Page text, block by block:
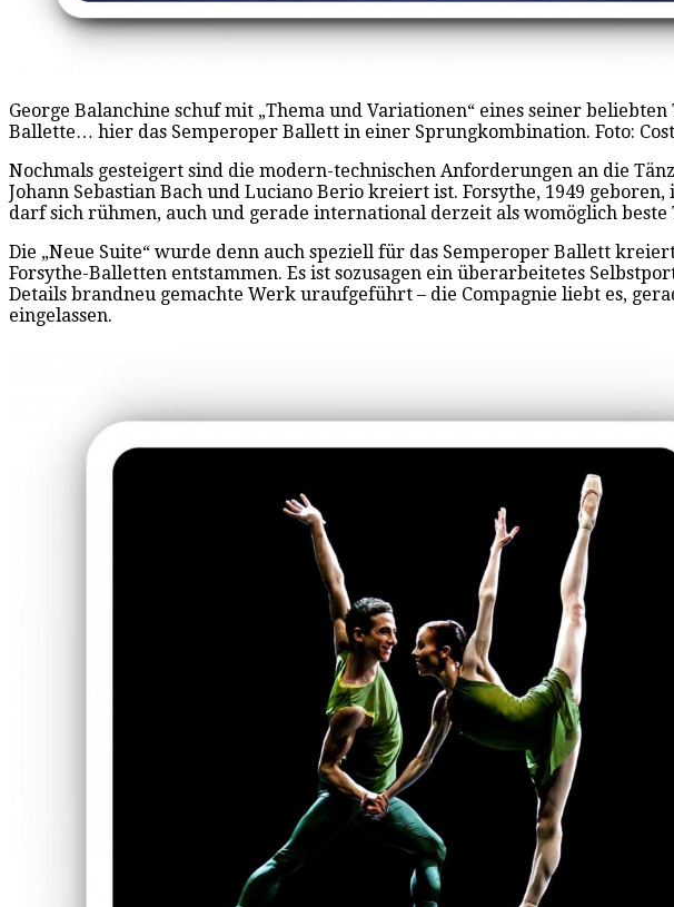
George Balanchine schuf mit „Thema und Variationen“ eines seiner
Ballette… hier das Semperoper Ballett in einer Sprungkombination. Foto:
Nochmals gesteigert sind die modern-technischen Anforderungen an die
Johann Sebastian Bach und Luciano Berio kreiert ist. Forsythe, 1949
darf sich rühmen, auch und gerade international derzeit als womöglich
Die „Neue Suite“ wurde denn auch speziell für das Semperoper Ballett
Forsythe-Balletten entstammen. Es ist sozusagen ein überarbeitetes
Details brandneu gemachte Werk uraufgeführt – die Compagnie liebt es,
eingelassen.